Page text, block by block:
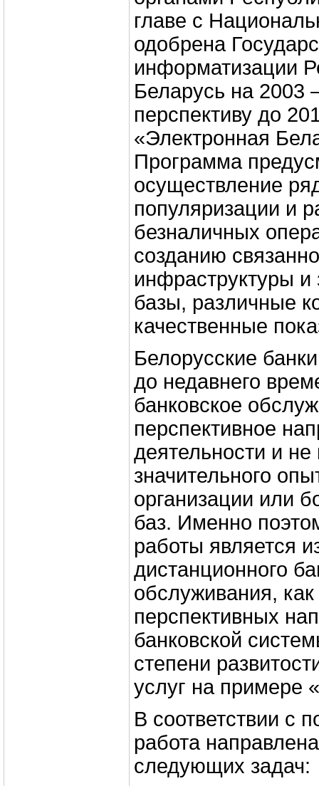
главе с
одобрена
информатизации
Беларусь на 2003
перспективу до
«Электронная
Программа
осуществление
популяризации и
безналичных
созданию
инфраструктуры и
базы, различные
качественные
Белорусские
до недавнего
банковское
перспективное
деятельности и
значительного
организации или
баз. Именно
работы является
дистанционного
обслуживания,
перспективных
банковской
степени
услуг на примере
В соответствии с
работа
следующих задач: